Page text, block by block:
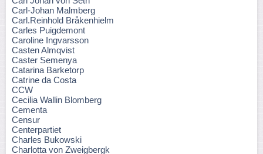
Carl-Johan Malmberg
Carl.Reinhold Bråkenhielm
Carles Puigdemont
Caroline Ingvarsson
Casten Almqvist
Caster Semenya
Catarina Barketorp
Catrine da Costa
CCW
Cecilia Wallin Blomberg
Cementa
Censur
Centerpartiet
Charles Bukowski
Charlotta von Zweigbergk